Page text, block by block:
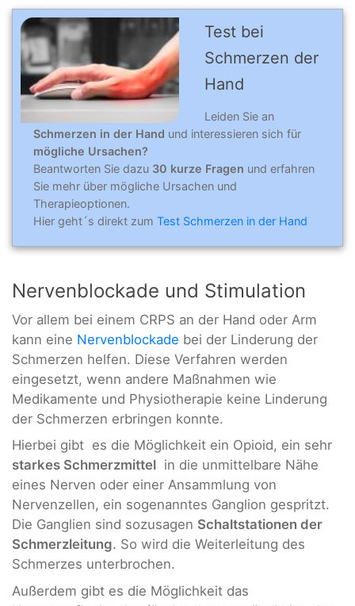
Test bei
Schmerzen der
Hand
Leiden Sie an
Schmerzen in der Hand und interessieren sich für
mögliche Ursachen?
Beantworten Sie dazu 30 kurze Fragen und erfahren
Sie mehr über mögliche Ursachen und
Therapieoptionen.
Hier geht´s direkt zum Test Schmerzen in der Hand
Nervenblockade und Stimulation
Vor allem bei einem CRPS an der Hand oder Arm
kann eine Nervenblockade bei der Linderung der
Schmerzen helfen. Diese Verfahren werden
eingesetzt, wenn andere Maßnahmen wie
Medikamente und Physiotherapie keine Linderung
der Schmerzen erbringen konnte.
Hierbei gibt es die Möglichkeit ein Opioid, ein sehr
starkes Schmerzmittel in die unmittelbare Nähe
eines Nerven oder einer Ansammlung von
Nervenzellen, ein sogenanntes Ganglion gespritzt.
Die Ganglien sind sozusagen Schaltstationen der
Schmerzleitung. So wird die Weiterleitung des
Schmerzes unterbrochen.
Außerdem gibt es die Möglichkeit das